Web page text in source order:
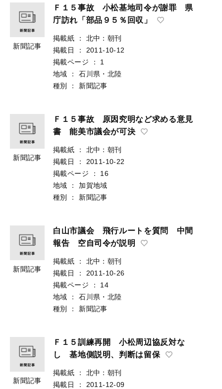
新聞記事
Ｆ１５事故 小松基地司令が謝罪 県
庁訪れ「部品９５％回収」
掲載紙 ：
北中：朝刊
掲載日
：
2011-10-12
掲載ページ
：
1
地域
：
石川県・北陸
種別
： 新聞記事
新聞記事
Ｆ１５事故 原因究明など求める意見
書 能美市議会が可決
掲載紙 ：
北中：朝刊
掲載日
：
2011-10-22
掲載ページ
：
16
地域
：
加賀地域
種別
： 新聞記事
新聞記事
白山市議会 飛行ルートを質問 中間
報告 空自司令が説明
掲載紙 ：
北中：朝刊
掲載日
：
2011-10-26
掲載ページ
：
14
地域
：
石川県・北陸
種別
： 新聞記事
新聞記事
Ｆ１５訓練再開 小松周辺協反対な
し 基地側説明、判断は留保
掲載紙 ：
北中：朝刊
掲載日
：
2011-12-09